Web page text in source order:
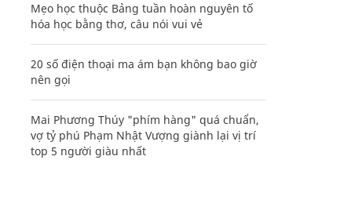
Mẹo học thuộc Bảng tuần hoàn nguyên tố
hóa học bằng thơ, câu nói vui vẻ
20 số điện thoại ma ám bạn không bao giờ
nên gọi
Mai Phương Thúy "phím hàng" quá chuẩn,
vợ tỷ phú Phạm Nhật Vượng giành lại vị trí
top 5 người giàu nhất